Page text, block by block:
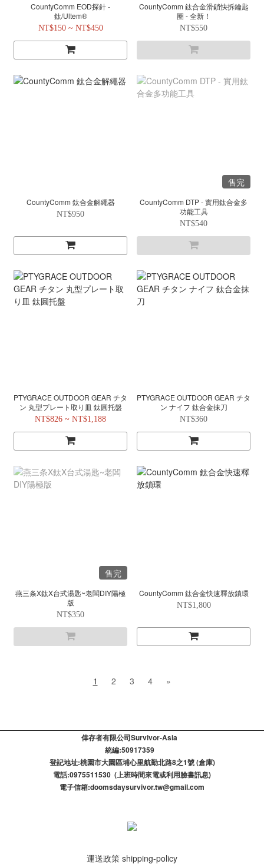
CountyComm EOD探針 -
鈦/Ultem®
NT$150 ~ NT$450
CountyComm 鈦合金滑鎖快拆鑰匙
圈 - 全新！
NT$550
CountyComm 鈦合金解繩器
NT$950
售完
CountyComm DTP - 實用鈦合金多
功能工具
NT$540
PTYGRACE OUTDOOR GEAR チタ
ン 丸型プレート取り皿 鈦圓托盤
NT$826 ~ NT$1,188
PTYGRACE OUTDOOR GEAR チタ
ン ナイフ 鈦合金抹刀
NT$360
售完
燕三条X鈦X台式湯匙~老闆DIY陽極
版
NT$350
CountyComm 鈦合金快速釋放鎖環
NT$1,800
1 2 3 4 »
倖存者有限公司Survivor-Asia
統編:50917359
登記​地址:桃園市大園區埔心里航勤北路8之1號 (倉庫)
電話:0975511530 (上班時間來電或利用臉書訊息)
電子信箱:doomsdaysurvivor.tw@gmail.com
運送政策 shipping-policy